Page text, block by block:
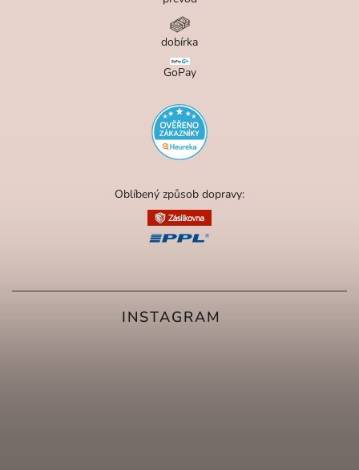
INSTAGRAM
dobírka
GoPay
Oblíbený způsob dopravy: